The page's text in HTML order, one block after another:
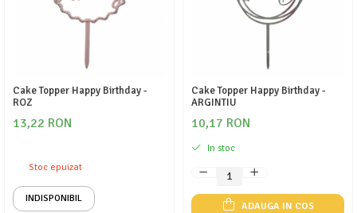
Cake Topper Happy Birthday -
ROZ
13,22 RON
Stoc epuizat
INDISPONIBIL
Cake Topper Happy Birthday -
ARGINTIU
10,17 RON
In stoc
ADAUGA IN COS